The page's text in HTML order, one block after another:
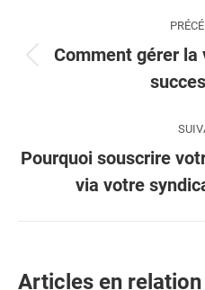
article
Comment gérer la
Pourquoi souscrire
via votre
Articles en relation